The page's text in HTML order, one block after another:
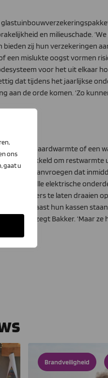
ons
gaat u
en milieuschade.
bieden zij hun verzekeringen
mislukte oogst vormen
voor het uit elkaar
dat tijdens het jaarlijkse
aan de orde komen. ‘Zo
van aardwarmte of een
ontwikkeld om
patent aanvroegen dat
van alle elektrische
de servers te laten draaien
naast hun kassen
‘Nee’, zegt Bakker. ‘Maar
Brandveiligheid